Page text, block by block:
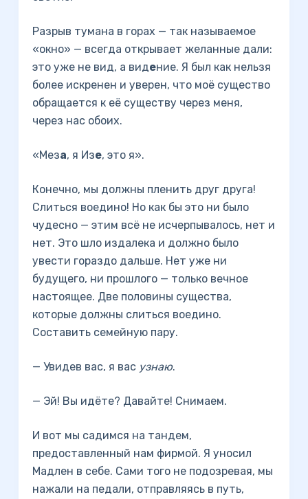
Разрыв тумана в горах — так называемое
«окно» — всегда открывает желанные дали:
это уже не вид, а видение. Я был как нельзя
более искренен и уверен, что моё существо
обращается к её существу через меня,
через нас обоих.
«Меза, я Изе, это я».
Конечно, мы должны пленить друг друга!
Слиться воедино! Но как бы это ни было
чудесно — этим всё не исчерпывалось, нет и
нет. Это шло издалека и должно было
увести гораздо дальше. Нет уже ни
будущего, ни прошлого — только вечное
настоящее. Две половины существа,
которые должны слиться воедино.
Составить семейную пару.
— Увидев вас, я вас узнаю.
— Эй! Вы идёте? Давайте! Снимаем.
И вот мы садимся на тандем,
предоставленный нам фирмой. Я уносил
Мадлен в себе. Сами того не подозревая, мы
нажали на педали, отправляясь в путь,